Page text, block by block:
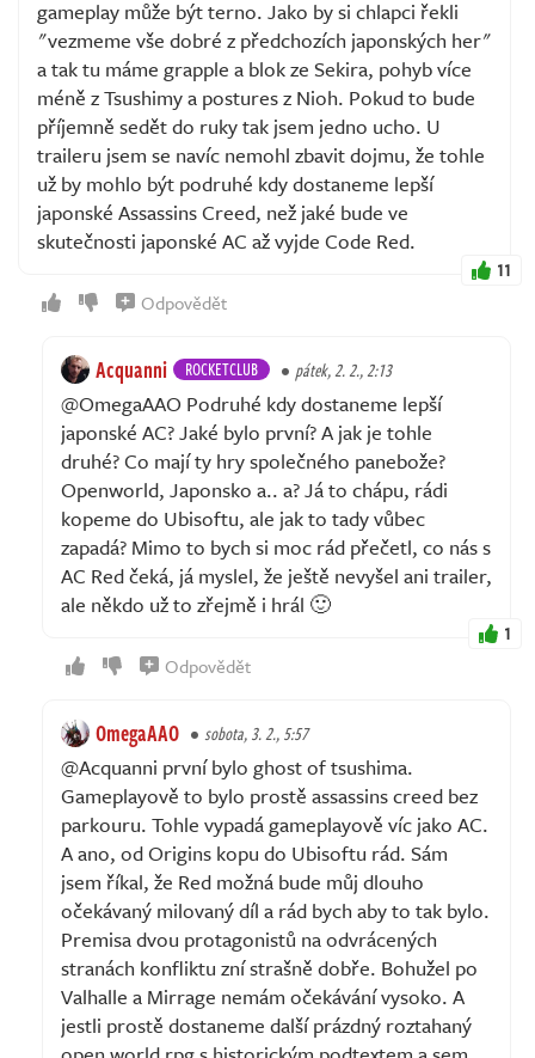
gameplay může být terno. Jako by si chlapci řekli
"vezmeme vše dobré z předchozích japonských her"
a tak tu máme grapple a blok ze Sekira, pohyb více
méně z Tsushimy a postures z Nioh. Pokud to bude
příjemně sedět do ruky tak jsem jedno ucho. U
traileru jsem se navíc nemohl zbavit dojmu, že tohle
už by mohlo být podruhé kdy dostaneme lepší
japonské Assassins Creed, než jaké bude ve
skutečnosti japonské AC až vyjde Code Red.
11
Odpovědět
Acquanni ROCKETCLUB pátek, 2. 2., 2:13
@OmegaAAO Podruhé kdy dostaneme lepší
japonské AC? Jaké bylo první? A jak je tohle
druhé? Co mají ty hry společného panebože?
Openworld, Japonsko a.. a? Já to chápu, rádi
kopeme do Ubisoftu, ale jak to tady vůbec
zapadá? Mimo to bych si moc rád přečetl, co nás s
AC Red čeká, já myslel, že ještě nevyšel ani trailer,
ale někdo už to zřejmě i hrál 🙂
1
Odpovědět
OmegaAAO sobota, 3. 2., 5:57
@Acquanni první bylo ghost of tsushima.
Gameplayově to bylo prostě assassins creed bez
parkouru. Tohle vypadá gameplayově víc jako AC.
A ano, od Origins kopu do Ubisoftu rád. Sám
jsem říkal, že Red možná bude můj dlouho
očekávaný milovaný díl a rád bych aby to tak bylo.
Premisa dvou protagonistů na odvrácených
stranách konfliktu zní strašně dobře. Bohužel po
Valhalle a Mirrage nemám očekávání vysoko. A
jestli prostě dostaneme další prázdný roztahaný